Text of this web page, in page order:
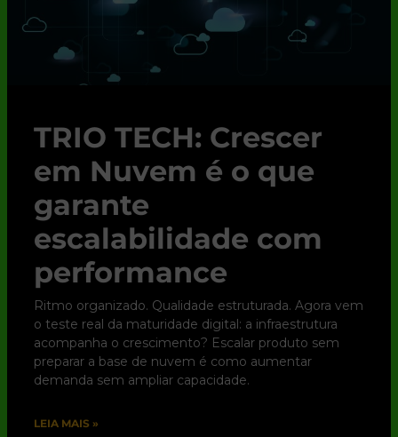
TRIO TECH: Crescer
em Nuvem é o que
garante
escalabilidade com
performance
Ritmo organizado. Qualidade estruturada. Agora vem
o teste real da maturidade digital: a infraestrutura
acompanha o crescimento? Escalar produto sem
preparar a base de nuvem é como aumentar
demanda sem ampliar capacidade.
LEIA MAIS »